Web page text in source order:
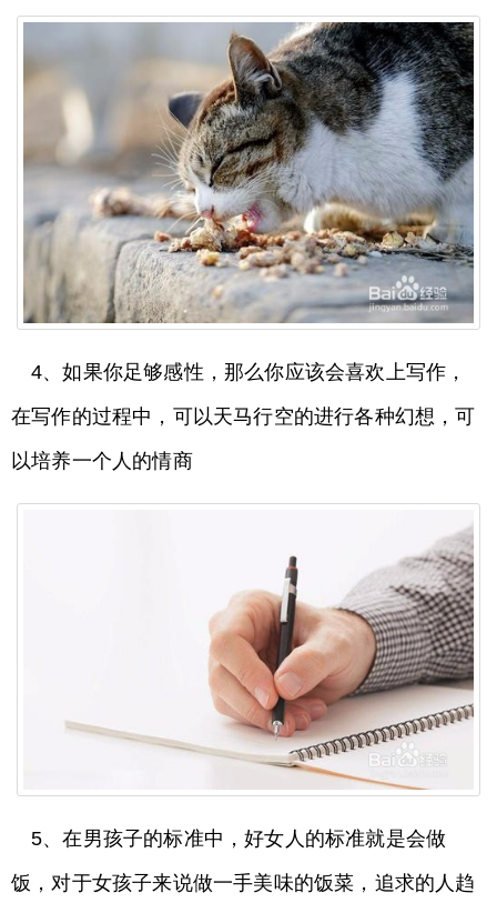
4、如果你足够感性，那么你应该会喜欢上写作，
在写作的过程中，可以天马行空的进行各种幻想，可
以培养一个人的情商
5、在男孩子的标准中，好女人的标准就是会做
饭，对于女孩子来说做一手美味的饭菜，追求的人趋